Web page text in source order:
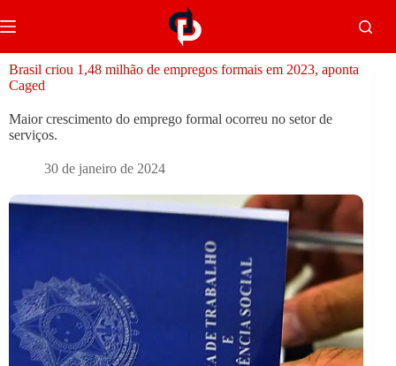
Brasil criou 1,48 milhão de empregos formais em 2023, aponta
Caged
Maior crescimento do emprego formal ocorreu no setor de
serviços.
30 de janeiro de 2024